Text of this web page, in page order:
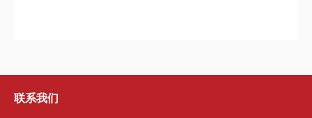
联系我们